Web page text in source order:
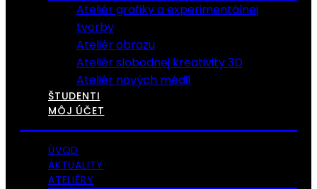
Ateliér grafiky a experimentálnej
tvorby
Ateliér obrazu
Ateliér slobodnej kreativity 3D
Ateliér nových médií
ŠTUDENTI
MÔJ ÚČET
ÚVOD
AKTUALITY
ATELIÉRY